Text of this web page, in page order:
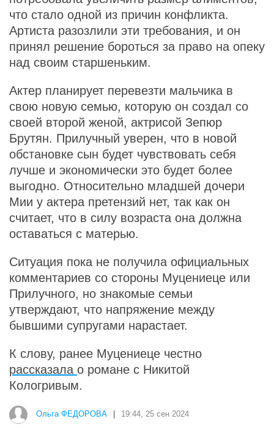
что стало одной из причин конфликта.
Артиста разозлили эти требования, и он
принял решение бороться за право на опеку
над своим старшеньким.
Актер планирует перевезти мальчика в
свою новую семью, которую он создал со
своей второй женой, актрисой Зепюр
Брутян. Прилучный уверен, что в новой
обстановке сын будет чувствовать себя
лучше и экономически это будет более
выгодно. Относительно младшей дочери
Мии у актера претензий нет, так как он
считает, что в силу возраста она должна
оставаться с матерью.
Ситуация пока не получила официальных
комментариев со стороны Муцениеце или
Прилучного, но знакомые семьи
утверждают, что напряжение между
бывшими супругами нарастает.
К слову, ранее Муцениеце честно
рассказала о романе с Никитой
Кологривым.
Ольга ФЕДОРОВА 19:44, 25 сен 2024